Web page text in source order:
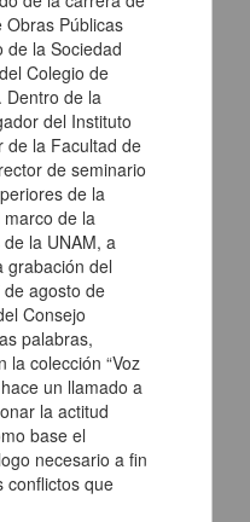
I. Madero
Públicas
de la Sociedad
Colegio de
Dentro de la
del Instituto
de la Facultad de
de seminario
de la
de la
la UNAM, a
grabación del
agosto de
Consejo
palabras,
la colección “Voz
un llamado a
la actitud
base el
necesario a fin
conflictos que